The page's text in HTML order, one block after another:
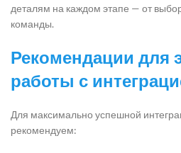
деталям на каждом этапе — от
команды.
Рекомендации для
работы с
Для максимально успешной
рекомендуем: